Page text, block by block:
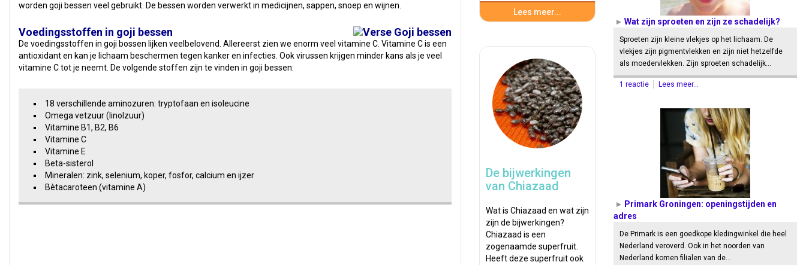
worden goji bessen veel gebruikt. De bessen worden verwerkt in medicijnen, sappen, snoep en wijnen.
Voedingsstoffen in goji bessen
De voedingsstoffen in goji bossen lijken veelbelovend. Allereerst zien we enorm veel vitamine C. Vitamine C is een
antioxidant en kan je lichaam beschermen tegen kanker en infecties. Ook virussen krijgen minder kans als je veel
vitamine C tot je neemt. De volgende stoffen zijn te vinden in goji bessen:
18 verschillende aminozuren: tryptofaan en isoleucine
Omega vetzuur (linolzuur)
Vitamine B1, B2, B6
Vitamine C
Vitamine E
Beta-sisterol
Mineralen: zink, selenium, koper, fosfor, calcium en ijzer
Bètacaroteen (vitamine A)
Wat zijn sproeten en zijn ze schadelijk?
Sproeten zijn kleine vlekjes op het lichaam. De
vlekjes zijn pigmentvlekken en zijn niet hetzelfde
als moedervlekken. Zijn sproeten schadelijk…
1 reactie Lees meer...
Primark Groningen: openingstijden en
adres
De Primark is een goedkope kledingwinkel die heel
Nederland veroverd. Ook in het noorden van
Nederland komen filialen van de…
Lees meer...
De bijwerkingen
van Chiazaad
Wat is Chiazaad en wat zijn
zijn de bijwerkingen?
Chiazaad is een
zogenaamde superfruit.
Heeft deze superfruit ook